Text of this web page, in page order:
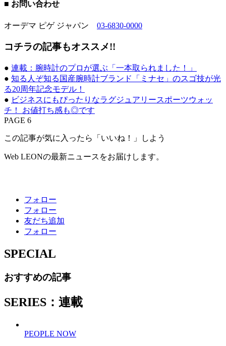
■ お問い合わせ
オーデマ ピゲ ジャパン 03-6830-0000
コチラの記事もオススメ!!
● 連載：腕時計のプロが選ぶ「一本取られました！」
● 知る人ぞ知る国産腕時計ブランド「ミナセ」のスゴ技が光
る20周年記念モデル！
● ビジネスにもぴったりなラグジュアリースポーツウォッ
チ！ お値打ち感も◎です
PAGE 6
この記事が気に入ったら「いいね！」しよう
Web LEONの最新ニュースをお届けします。
フォロー
フォロー
友だち追加
フォロー
SPECIAL
おすすめの記事
SERIES：連載
PEOPLE NOW